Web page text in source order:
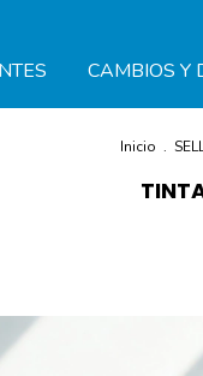
CAMBIOS Y
Inicio .